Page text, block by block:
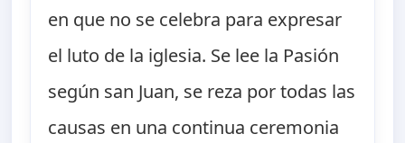
en que no se celebra para expresar
el luto de la iglesia. Se lee la Pasión
según san Juan, se reza por todas las
causas en una continua ceremonia